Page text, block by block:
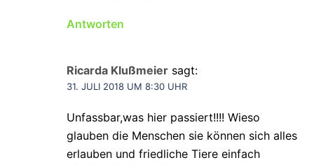
Antworten
Ricarda Klußmeier sagt:
31. JULI 2018 UM 8:30 UHR
Unfassbar,was hier passiert!!!! Wieso
glauben die Menschen sie können sich alles
erlauben und friedliche Tiere einfach